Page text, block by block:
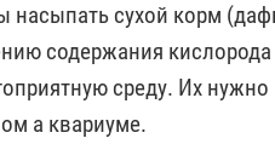
сухой корм
содержания
среду. Их
а квариуме.